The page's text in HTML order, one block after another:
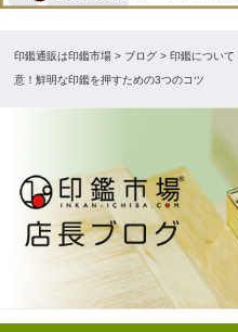
印鑑通販は印鑑市場 > ブログ > 印鑑について
意！鮮明な印鑑を押すための3つのコツ